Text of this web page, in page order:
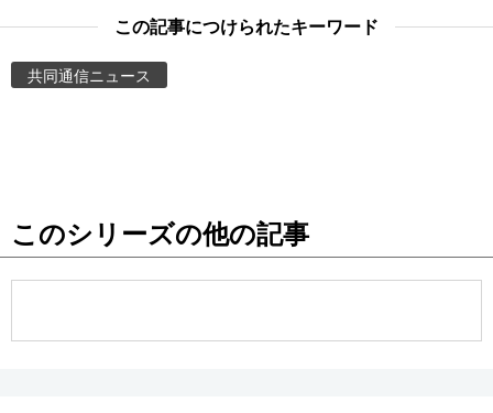
スポーツ・東京2020
Topics
Images
お知らせ
公式SNS
この記事につけられたキーワード
共同通信ニュース
このシリーズの他の記事